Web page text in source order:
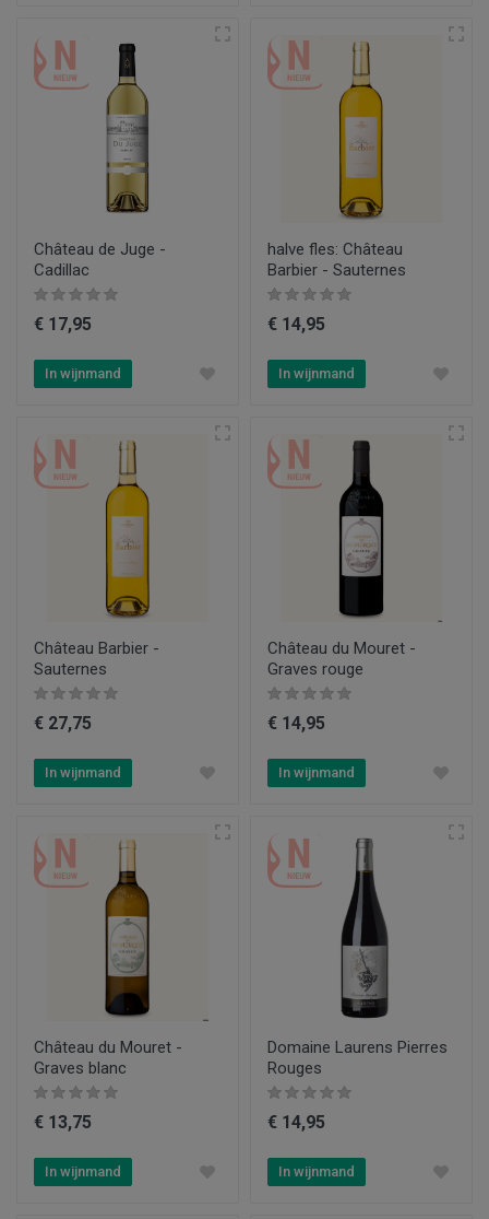
Château de Juge -
Cadillac
€ 17,95
In wijnmand
halve fles: Château
Barbier - Sauternes
€ 14,95
In wijnmand
Château Barbier -
Sauternes
€ 27,75
In wijnmand
Château du Mouret -
Graves rouge
€ 14,95
In wijnmand
Château du Mouret -
Graves blanc
€ 13,75
In wijnmand
Domaine Laurens Pierres
Rouges
€ 14,95
In wijnmand